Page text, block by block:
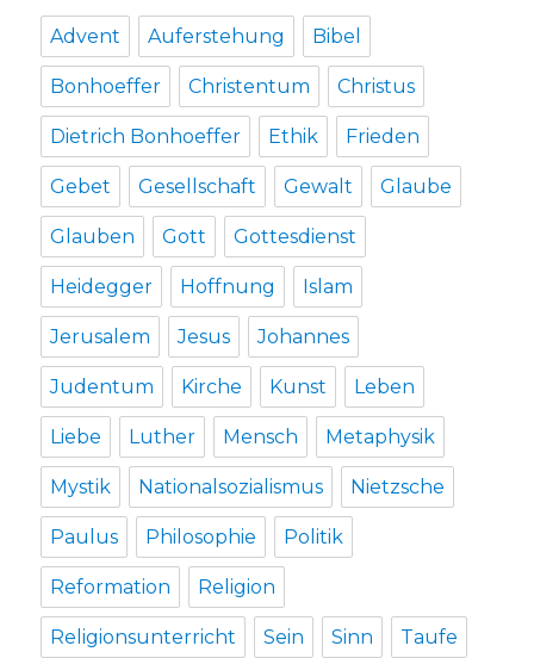
Advent Auferstehung Bibel
Bonhoeffer Christentum Christus
Dietrich Bonhoeffer Ethik Frieden
Gebet Gesellschaft Gewalt Glaube
Glauben Gott Gottesdienst
Heidegger Hoffnung Islam
Jerusalem Jesus Johannes
Judentum Kirche Kunst Leben
Liebe Luther Mensch Metaphysik
Mystik Nationalsozialismus Nietzsche
Paulus Philosophie Politik
Reformation Religion
Religionsunterricht Sein Sinn Taufe